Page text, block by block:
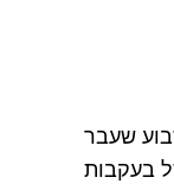
שעבר
בעקבות